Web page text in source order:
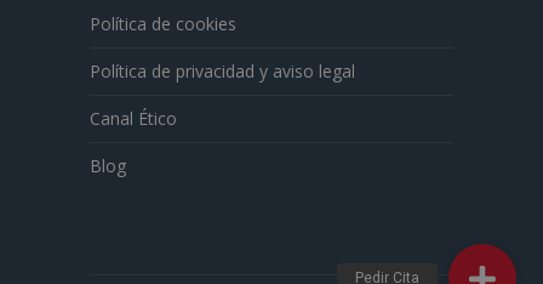
Política de cookies
Política de privacidad y aviso legal
Canal Ético
Blog